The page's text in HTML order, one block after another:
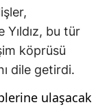
bu tür
köprüsü
dile getirdi.
ulaşacak